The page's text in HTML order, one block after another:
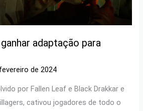
adaptação para
de 2024
por Fallen Leaf e Black Drakkar e
cativou jogadores de todo o